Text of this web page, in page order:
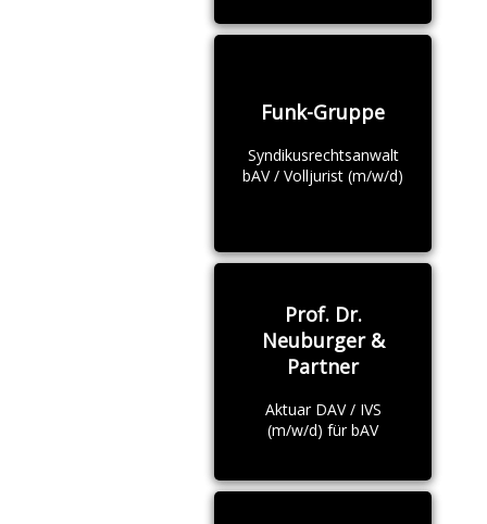
Funk-Gruppe
Syndikusrechtsanwalt
bAV / Volljurist (m/w/d)
Prof. Dr.
Neuburger &
Partner
Aktuar DAV / IVS
(m/w/d) für bAV